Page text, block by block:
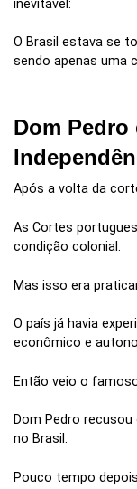
inevitável:
O Brasil estava se
sendo apenas uma
Dom Pedro
Após a volta da
As Cortes
condição colonial.
Mas isso era
O país já havia
econômico e
Então veio o
Dom Pedro
no Brasil.
Pouco tempo